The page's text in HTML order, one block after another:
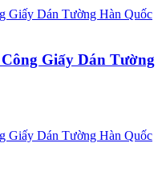
Giấy Dán Tường